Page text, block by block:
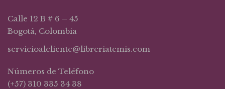
Calle 12 B # 6 – 45
Bogotá, Colombia
servicioalcliente@libreriatemis.com
Números de Teléfono
(+57) 310 335 34 38